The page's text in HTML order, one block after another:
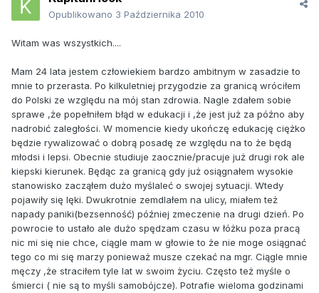
Opublikowano 3 Października 2010
Witam was wszystkich....
Mam 24 lata jestem człowiekiem bardzo ambitnym w zasadzie to
mnie to przerasta. Po kilkuletniej przygodzie za granicą wróciłem
do Polski ze względu na mój stan zdrowia. Nagle zdałem sobie
sprawe ,że popełniłem błąd w edukacji i ,że jest już za późno aby
nadrobić zaległości. W momencie kiedy ukończę edukację ciężko
będzie rywalizować o dobrą posadę ze względu na to że będą
młodsi i lepsi. Obecnie studiuje zaocznie/pracuje już drugi rok ale
kiepski kierunek. Będąc za granicą gdy już osiągnałem wysokie
stanowisko zacząłem dużo myślaleć o swojej sytuacji. Wtedy
pojawiły się lęki. Dwukrotnie zemdlałem na ulicy, miałem też
napady paniki(bezsenność) później zmeczenie na drugi dzień. Po
powrocie to ustało ale dużo spędzam czasu w łóżku poza pracą
nic mi się nie chce, ciągle mam w głowie to że nie moge osiągnać
tego co mi się marzy ponieważ musze czekać na mgr. Ciągle mnie
męczy ,że straciłem tyle lat w swoim życiu. Często też myśle o
śmierci ( nie są to myśli samobójcze). Potrafie wieloma godzinami